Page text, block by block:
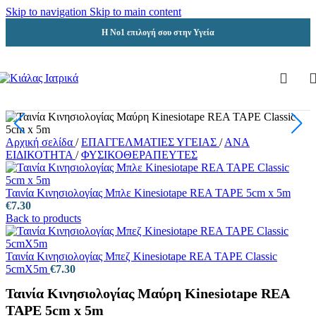
Skip to navigation Skip to main content
Η Νο1 επιλογή σου στην Υγεία
Αρχική σελίδα / ΕΠΑΓΓΕΛΜΑΤΙΕΣ ΥΓΕΙΑΣ / ΑΝΑ
ΕΙΔΙΚΟΤΗΤΑ / ΦΥΣΙΚΟΘΕΡΑΠΕΥΤΕΣ
Ταινία Κινησιολογίας Μπλε Kinesiotape REA TAPE 5cm x 5m
€7.30
Back to products
Ταινία Κινησιολογίας Μπεζ Kinesiotape REA TAPE Classic
5cmX5m €7.30
Ταινία Κινησιολογίας Μαύρη Kinesiotape REA
TAPE 5cm x 5m